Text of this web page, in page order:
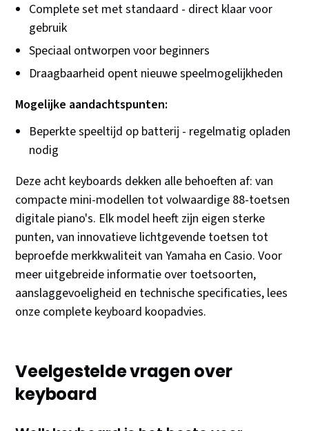
Complete set met standaard - direct klaar voor
gebruik
Speciaal ontworpen voor beginners
Draagbaarheid opent nieuwe speelmogelijkheden
Mogelijke aandachtspunten:
Beperkte speeltijd op batterij - regelmatig opladen
nodig
Deze acht keyboards dekken alle behoeften af: van
compacte mini-modellen tot volwaardige 88-toetsen
digitale piano's. Elk model heeft zijn eigen sterke
punten, van innovatieve lichtgevende toetsen tot
beproefde merkkwaliteit van Yamaha en Casio. Voor
meer uitgebreide informatie over toetsoorten,
aanslaggevoeligheid en technische specificaties, lees
onze complete keyboard koopadvies.
Veelgestelde vragen over
keyboard